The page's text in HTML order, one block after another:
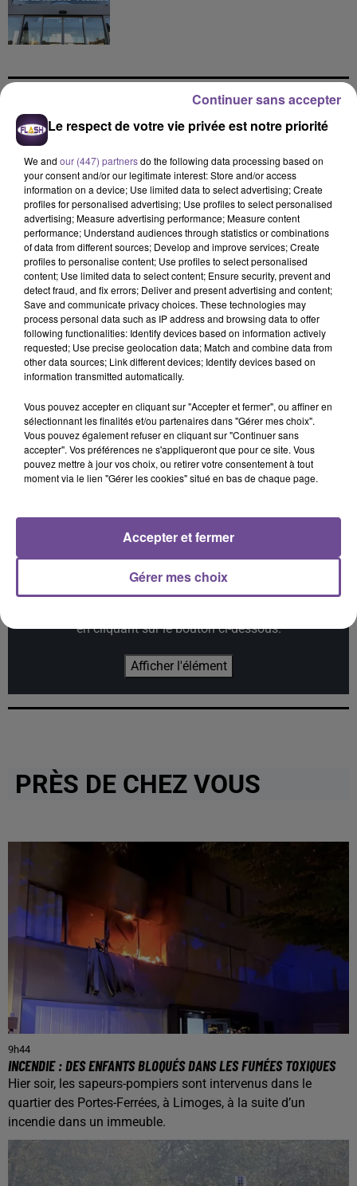
DERNIERS TITRES
17h46
17h46
LOUANE
On Était Beau
17h43
17h43
NAIKA
One Track Mind
17h39
17h39
JUNGELI FEAT. EMMA
Juste Un Peu
17h35
17h35
CALVIN HARRIS FEAT.
RIHANNA
This Is What You
Came For
17h32
17h32
ANGÈLE FEAT. JUSTICE
What You Want
17h26
17h26
SOUND OF LEGEND
San Francisco
Cet élément est masqué compte-tenu du refus du
en cliquant sur le bouton ci-dessous.
Afficher l'élément
PRÈS DE CHEZ VOUS
9h44
INCENDIE : DES ENFANTS BLOQUÉS DANS LES FUMÉES TOXIQUES
Hier soir, les sapeurs-pompiers sont intervenus dans le
quartier des Portes-Ferrées, à Limoges, à la suite d’un
incendie dans un immeuble.
Le respect de votre vie privée est notre priorité
We and our (447) partnersdo the following data processing based on
your consent and/or our legitimate interest: Store and/or access
information on a device; Use limited data to select advertising; Create
profiles for personalised advertising; Use profiles to select personalised
advertising; Measure advertising performance; Measure content
performance; Understand audiences through statistics or combinations
of data from different sources; Develop and improve services; Create
profiles to personalise content; Use profiles to select personalised
content; Use limited data to select content; Ensure security, prevent and
detect fraud, and fix errors; Deliver and present advertising and content;
Save and communicate privacy choices. These technologies may
process personal data such as IP address and browsing data to offer
following functionalities: Identify devices based on information actively
requested; Use precise geolocation data; Match and combine data from
other data sources; Link different devices; Identify devices based on
information transmitted automatically.
Vous pouvez accepter en cliquant sur "Accepter et fermer", ou affiner en
sélectionnant les finalités et/ou partenaires dans "Gérer mes choix".
Vous pouvez également refuser en cliquant sur "Continuer sans
accepter". Vos préférences ne s'appliqueront que pour ce site. Vous
pouvez mettre à jour vos choix, ou retirer votre consentement à tout
moment via le lien "Gérer les cookies" situé en bas de chaque page.
Gérer mes choix
Accepter et fermer
Continuer sans accepter